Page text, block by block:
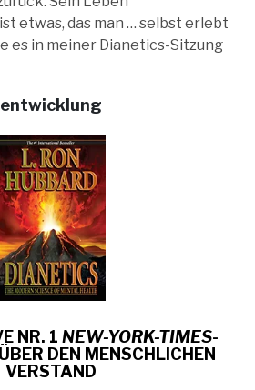
etwas, das man … selbst erlebt
es in meiner Dianetics-Sitzung
NR. 1 NEW-YORK-TIMES-
DEN MENSCHLICHEN
VERSTAND